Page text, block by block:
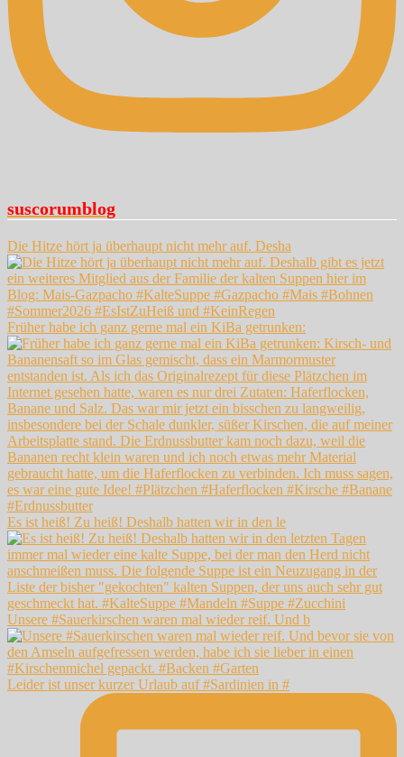
suscorumblog
Die Hitze hört ja überhaupt nicht mehr auf. Desha
Früher habe ich ganz gerne mal ein KiBa getrunken:
Es ist heiß! Zu heiß! Deshalb hatten wir in den le
Unsere #Sauerkirschen waren mal wieder reif. Und b
Leider ist unser kurzer Urlaub auf #Sardinien in #